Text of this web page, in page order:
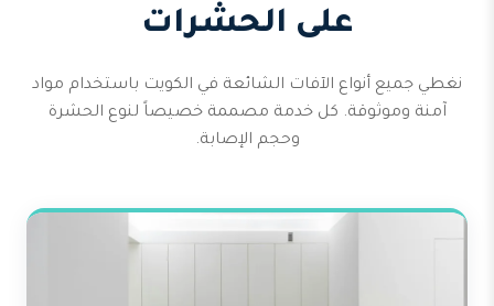
على الحشرات
نغطي جميع أنواع الآفات الشائعة في الكويت باستخدام مواد
آمنة وموثوقة. كل خدمة مصممة خصيصاً لنوع الحشرة
وحجم الإصابة.